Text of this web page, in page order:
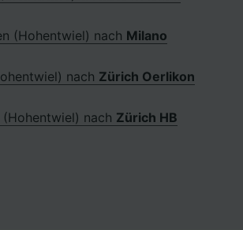
(Hohentwiel) nach Milano
nach Zürich Oerlikon
(Hohentwiel) nach Zürich HB